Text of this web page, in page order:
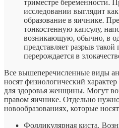
триместре беременности.
исследовании выглядит
образование в яичнике.
тонкостенную капсулу,
возникающую, обычно, в
представляет разрыв
перерождается в
Все вышеперечисленные виды
носят физиологический
для здоровья женщины. Могут
правом яичнике. Отдельно нужно
новообразованиях, которые
Фолликулярная киста.